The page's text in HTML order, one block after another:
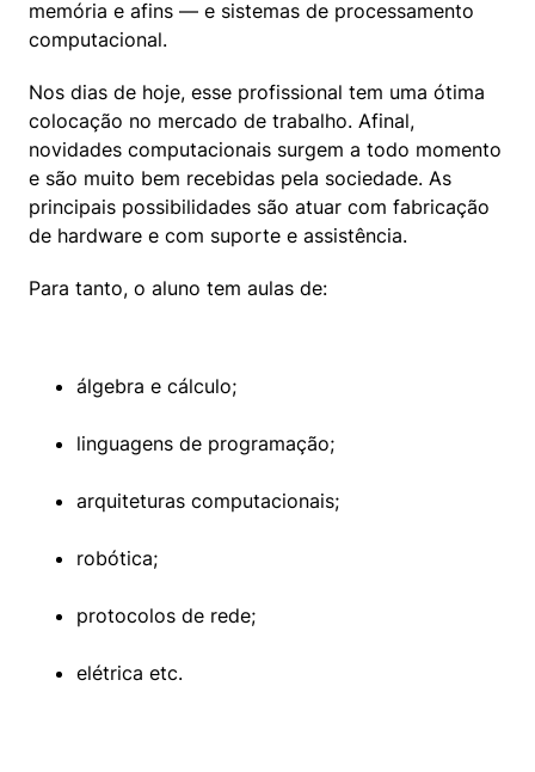
memória e afins — e sistemas de processamento
computacional.
Nos dias de hoje, esse profissional tem uma ótima
colocação no mercado de trabalho. Afinal,
novidades computacionais surgem a todo momento
e são muito bem recebidas pela sociedade. As
principais possibilidades são atuar com fabricação
de hardware e com suporte e assistência.
Para tanto, o aluno tem aulas de:
álgebra e cálculo;
linguagens de programação;
arquiteturas computacionais;
robótica;
protocolos de rede;
elétrica etc.